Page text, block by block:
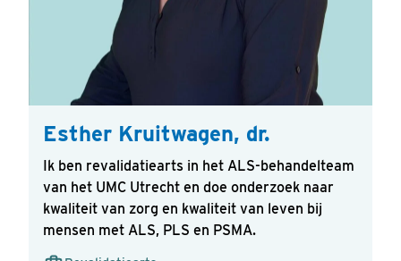
Verstuur
Esther Kruitwagen, dr.
Ik ben revalidatiearts in het ALS-behandelteam
van het UMC Utrecht en doe onderzoek naar
kwaliteit van zorg en kwaliteit van leven bij
mensen met ALS, PLS en PSMA.